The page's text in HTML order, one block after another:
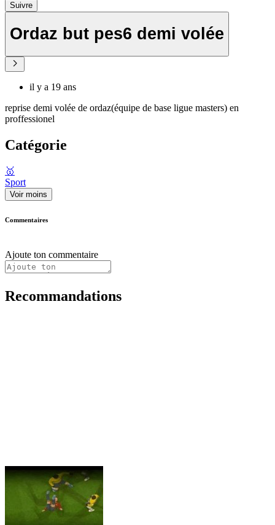
Suivre
Ordaz but pes6 demi volée
il y a 19 ans
reprise demi volée de ordaz(équipe de base ligue masters) en
proffessionel
Catégorie
🥇
Sport
Voir moins
Commentaires
Ajoute ton commentaire
Recommandations